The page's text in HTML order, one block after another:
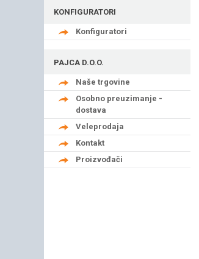
KONFIGURATORI
Konfiguratori
PAJCA D.O.O.
Naše trgovine
Osobno preuzimanje -
dostava
Veleprodaja
Kontakt
Proizvođači